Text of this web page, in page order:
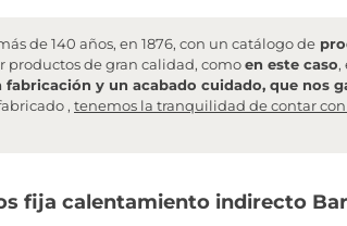
de 140 años, en 1876, con un catálogo de
productos de gran calidad, comoen este caso,
y un acabado cuidado, que nos
, tenemos la tranquilidad de contar
fija calentamiento indirecto